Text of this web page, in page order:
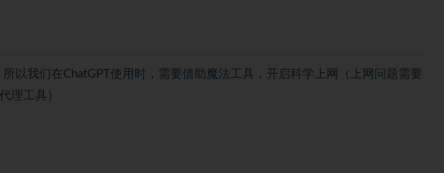
以我们在ChatGPT使用时，需要借助魔法工具，开启科学上网（上网问题需要
理工具）